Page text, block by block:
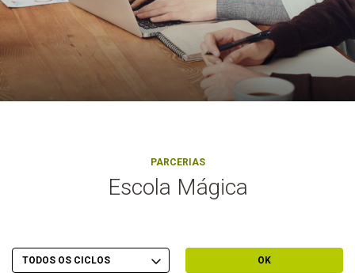
PARCERIAS
Escola Mágica
Filtrar por Ciclo
Escolher Ciclo OK